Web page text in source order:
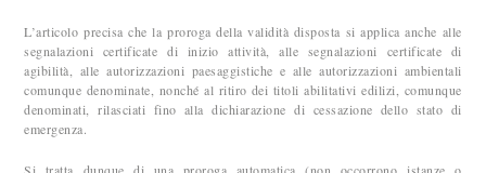
L’articolo precisa che la proroga della validità disposta si applica anche alle
segnalazioni certificate di inizio attività, alle segnalazioni certificate di
agibilità, alle autorizzazioni paesaggistiche e alle autorizzazioni ambientali
comunque denominate, nonché al ritiro dei titoli abilitativi edilizi, comunque
denominati, rilasciati fino alla dichiarazione di cessazione dello stato di
emergenza.
Si tratta dunque di una proroga automatica (non occorrono istanze o